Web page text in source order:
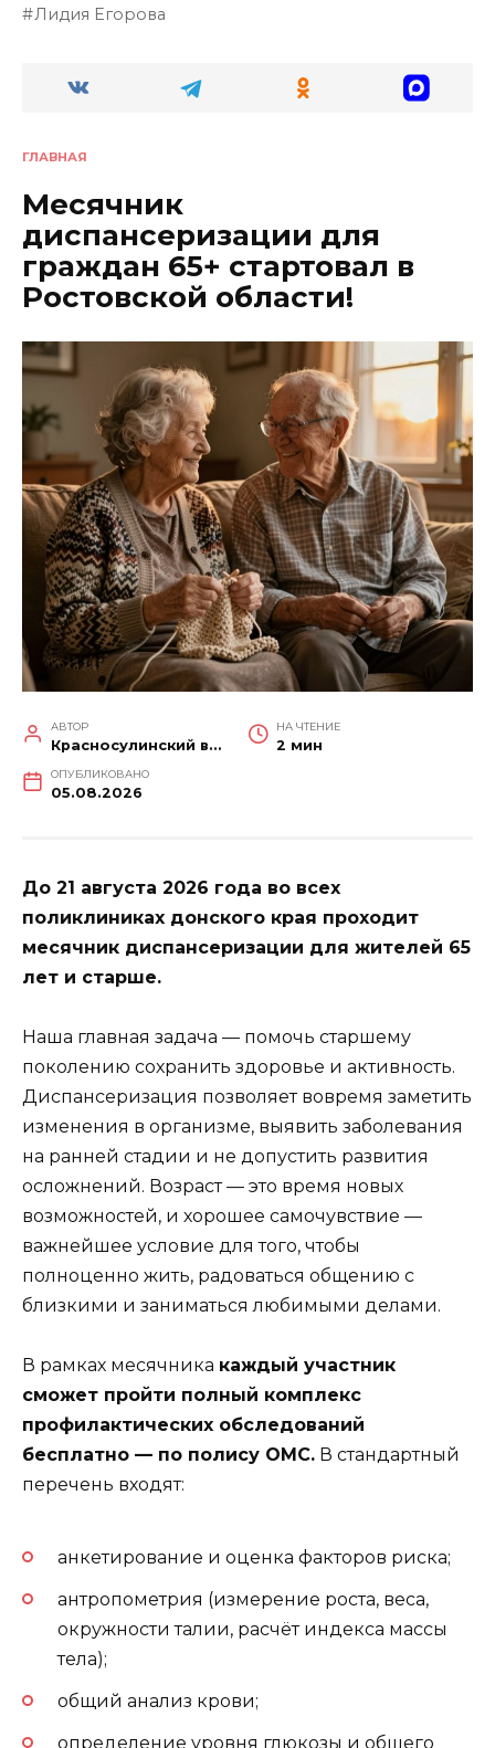
Лидия Егорова
ГЛАВНАЯ
Месячник
диспансеризации для
граждан 65+ стартовал в
Ростовской области!
АВТОР
Красносулинский вестник
НА ЧТЕНИЕ
2 мин
ОПУБЛИКОВАНО
05.08.2026
До 21 августа 2026 года во всех
поликлиниках донского края проходит
месячник диспансеризации для жителей 65
лет и старше.
Наша главная задача — помочь старшему
поколению сохранить здоровье и активность.
Диспансеризация позволяет вовремя заметить
изменения в организме, выявить заболевания
на ранней стадии и не допустить развития
осложнений. Возраст — это время новых
возможностей, и хорошее самочувствие —
важнейшее условие для того, чтобы
полноценно жить, радоваться общению с
близкими и заниматься любимыми делами.
В рамках месячника каждый участник
сможет пройти полный комплекс
профилактических обследований
бесплатно — по полису ОМС. В стандартный
перечень входят:
анкетирование и оценка факторов риска;
антропометрия (измерение роста, веса,
окружности талии, расчёт индекса массы
тела);
общий анализ крови;
определение уровня глюкозы и общего